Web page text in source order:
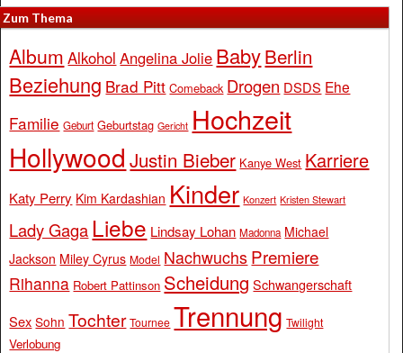
Zum Thema
Album Alkohol Angelina Jolie BabyBerlin
Beziehung Brad Pitt Comeback Drogen DSDS Ehe
Familie Geburt Geburtstag Gericht Hochzeit
Hollywood Justin Bieber Kanye West Karriere
Katy Perry Kim Kardashian Kinder Konzert Kristen Stewart
Lady Gaga Liebe Lindsay Lohan Madonna Michael
Jackson Miley Cyrus Model Nachwuchs Premiere
Rihanna Robert Pattinson Scheidung Schwangerschaft
Sex Sohn Tochter Tournee Trennung Twilight
Verlobung